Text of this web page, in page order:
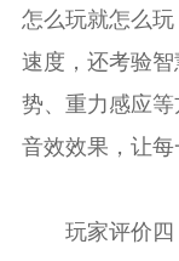
怎么玩就怎么
速度，还考验
势、重力感应
音效效果，让
玩家评价四